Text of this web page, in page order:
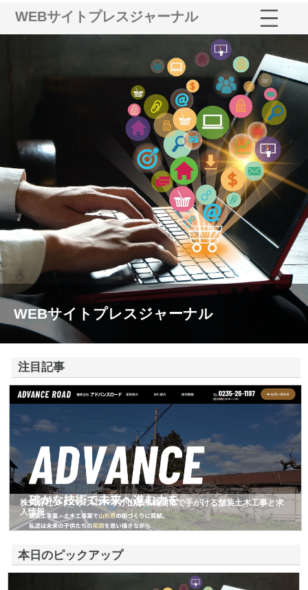
WEBサイトプレスジャーナル
WEBサイトプレスジャーナル
注目記事
株式会社アドバンスロードが山形県鶴岡市で手がける舗装土木工事と求
人情報
本日のピックアップ